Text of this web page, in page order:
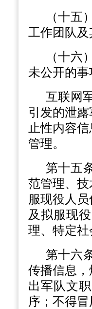
（十五
工作团队及
（十六
未公开的事
互联网
引发的泄
止性内容
管理。
第十五
范管理、
服现役人
及拟服现
理、特定
第十六
传播信息
出军队文
序；不得